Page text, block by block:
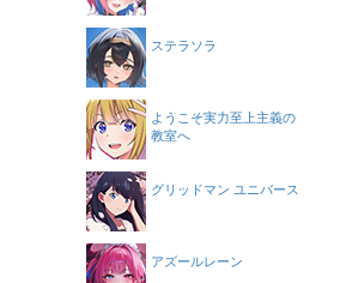
ステラソラ
ようこそ実力至上主義の
教室へ
グリッドマン ユニバース
アズールレーン